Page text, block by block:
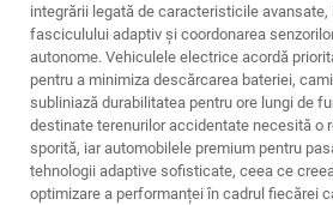
integrării legată de caracteristicile avansate,
fasciculului adaptiv și coordonarea
autonome. Vehiculele electrice acordă
pentru a minimiza descărcarea bateriei,
subliniază durabilitatea pentru ore lungi de
destinate terenurilor accidentate necesită o
sporită, iar automobilele premium pentru
tehnologii adaptive sofisticate, ceea ce
optimizare a performanței în cadrul fiecărei